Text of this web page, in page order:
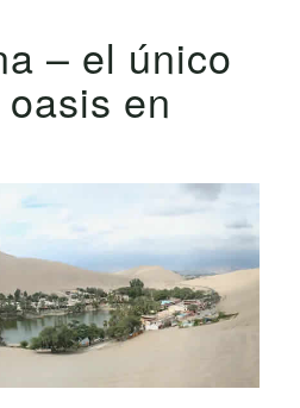
– el único
en